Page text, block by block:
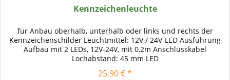
Kennzeichenleuchte
für Anbau oberhalb, unterhalb oder links und rechts der
Kennzeichenschilder Leuchtmittel: 12V / 24V-LED Ausführung
Aufbau mit 2 LEDs, 12V-24V, mit 0,2m Anschlusskabel
Lochabstand: 45 mm LED
25,90 € *